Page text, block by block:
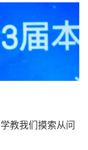
教我们摸索从问